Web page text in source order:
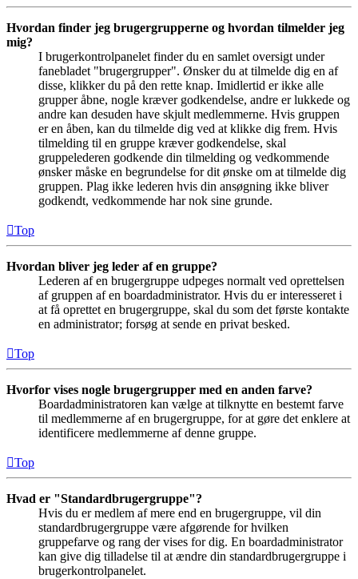
Hvordan finder jeg brugergrupperne og hvordan tilmelder jeg
mig?
I brugerkontrolpanelet finder du en samlet oversigt under
fanebladet "brugergrupper". Ønsker du at tilmelde dig en af
disse, klikker du på den rette knap. Imidlertid er ikke alle
grupper åbne, nogle kræver godkendelse, andre er lukkede og
andre kan desuden have skjult medlemmerne. Hvis gruppen
er en åben, kan du tilmelde dig ved at klikke dig frem. Hvis
tilmelding til en gruppe kræver godkendelse, skal
gruppelederen godkende din tilmelding og vedkommende
ønsker måske en begrundelse for dit ønske om at tilmelde dig
gruppen. Plag ikke lederen hvis din ansøgning ikke bliver
godkendt, vedkommende har nok sine grunde.
Top
Hvordan bliver jeg leder af en gruppe?
Lederen af en brugergruppe udpeges normalt ved oprettelsen
af gruppen af en boardadministrator. Hvis du er interesseret i
at få oprettet en brugergruppe, skal du som det første kontakte
en administrator; forsøg at sende en privat besked.
Top
Hvorfor vises nogle brugergrupper med en anden farve?
Boardadministratoren kan vælge at tilknytte en bestemt farve
til medlemmerne af en brugergruppe, for at gøre det enklere at
identificere medlemmerne af denne gruppe.
Top
Hvad er "Standardbrugergruppe"?
Hvis du er medlem af mere end en brugergruppe, vil din
standardbrugergruppe være afgørende for hvilken
gruppefarve og rang der vises for dig. En boardadministrator
kan give dig tilladelse til at ændre din standardbrugergruppe i
brugerkontrolpanelet.